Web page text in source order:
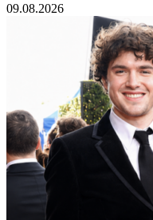
09.08.2026